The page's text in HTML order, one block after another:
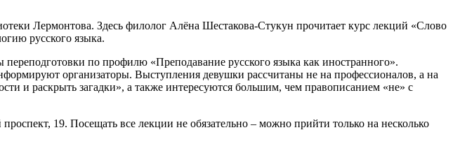
Лермонтова. Здесь филолог Алёна Шестакова-Стукун прочитает курс лекций «Слово
русского языка.
по профилю «Преподавание русского языка как иностранного».
организаторы. Выступления девушки рассчитаны не на профессионалов, а на
и раскрыть загадки», а также интересуются большим, чем правописанием «не» с
19. Посещать все лекции не обязательно – можно прийти только на несколько